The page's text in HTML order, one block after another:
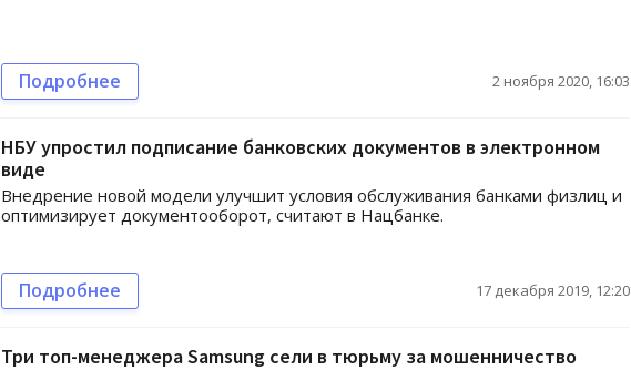
Подробнее 2 ноября 2020, 16:03
НБУ упростил подписание банковских документов в электронном
виде
Внедрение новой модели улучшит условия обслуживания банками физлиц и
оптимизирует документооборот, считают в Нацбанке.
Подробнее 17 декабря 2019, 12:20
Три топ-менеджера Samsung сели в тюрьму за мошенничество